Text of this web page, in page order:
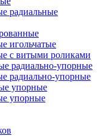
радиальные
игольчатые
с витыми роликами
радиально-упорные
радиально-упорные
упорные
упорные